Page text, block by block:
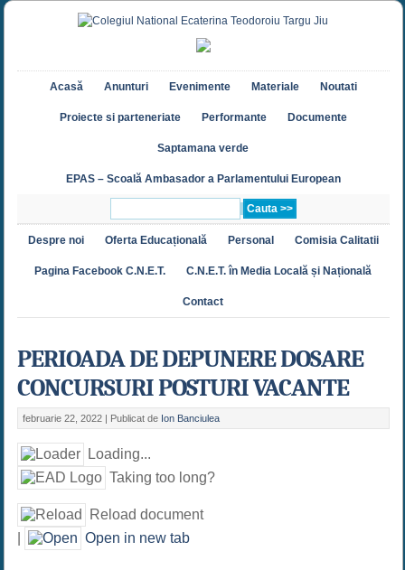
Acasă Anunturi Evenimente Materiale Noutati
Proiecte si parteneriate Performante Documente
Saptamana verde
EPAS – Scoală Ambasador a Parlamentului European
Despre noi Oferta Educațională Personal Comisia Calitatii
Pagina Facebook C.N.E.T. C.N.E.T. în Media Locală și Națională
Contact
PERIOADA DE DEPUNERE DOSARE
CONCURSURI POSTURI VACANTE
februarie 22, 2022 | Publicat de Ion Banciulea
Loading...
Taking too long?
Reload document
Open in new tab